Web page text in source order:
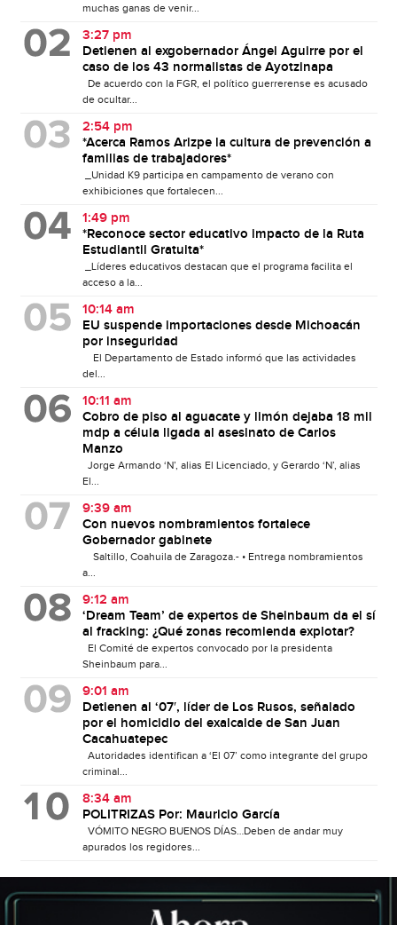
muchas ganas de venir...
3:27 pm
Detienen al exgobernador Ángel Aguirre por el
caso de los 43 normalistas de Ayotzinapa
De acuerdo con la FGR, el político guerrerense es acusado
de ocultar...
2:54 pm
*Acerca Ramos Arizpe la cultura de prevención a
familias de trabajadores*
_Unidad K9 participa en campamento de verano con
exhibiciones que fortalecen...
1:49 pm
*Reconoce sector educativo impacto de la Ruta
Estudiantil Gratuita*
_Líderes educativos destacan que el programa facilita el
acceso a la...
10:14 am
EU suspende importaciones desde Michoacán
por inseguridad
El Departamento de Estado informó que las actividades
del...
10:11 am
Cobro de piso al aguacate y limón dejaba 18 mil
mdp a célula ligada al asesinato de Carlos
Manzo
Jorge Armando ‘N’, alias El Licenciado, y Gerardo ‘N’, alias
El...
9:39 am
Con nuevos nombramientos fortalece
Gobernador gabinete
Saltillo, Coahuila de Zaragoza.- • Entrega nombramientos
a...
9:12 am
‘Dream Team’ de expertos de Sheinbaum da el sí
al fracking: ¿Qué zonas recomienda explotar?
El Comité de expertos convocado por la presidenta
Sheinbaum para...
9:01 am
Detienen al ‘07′, líder de Los Rusos, señalado
por el homicidio del exalcalde de San Juan
Cacahuatepec
Autoridades identifican a ‘El 07’ como integrante del grupo
criminal...
8:34 am
POLITRIZAS Por: Mauricio García
VÓMITO NEGRO BUENOS DÍAS…Deben de andar muy
apurados los regidores...